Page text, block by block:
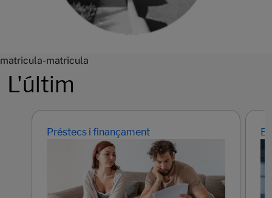
matricula-matricula
L'últim
Préstecs i finançament